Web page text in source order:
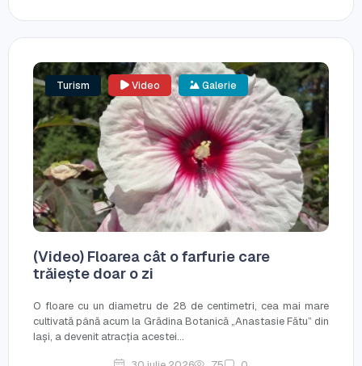
Turism Video Galerie
(Video) Floarea cât o farfurie care
trăiește doar o zi
O floare cu un diametru de 28 de centimetri, cea mai mare
cultivată până acum la Grădina Botanică „Anastasie Fătu” din
Iași, a devenit atracția acestei...